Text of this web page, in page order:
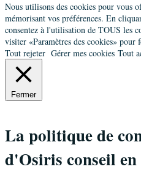
Nous utilisons des cookies pour vous
mémorisant vos préférences. En
consentez à l'utilisation de TOUS les
visiter «Paramètres des cookies»
Tout rejeter Gérer mes cookies Tout
Fermer
La politique de
d'Osiris conseil en